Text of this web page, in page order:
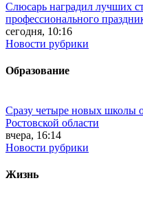
Слюсарь наградил лучших
профессионального
сегодня, 10:16
Новости рубрики
Образование
Сразу четыре новых школы
Ростовской области
вчера, 16:14
Новости рубрики
Жизнь